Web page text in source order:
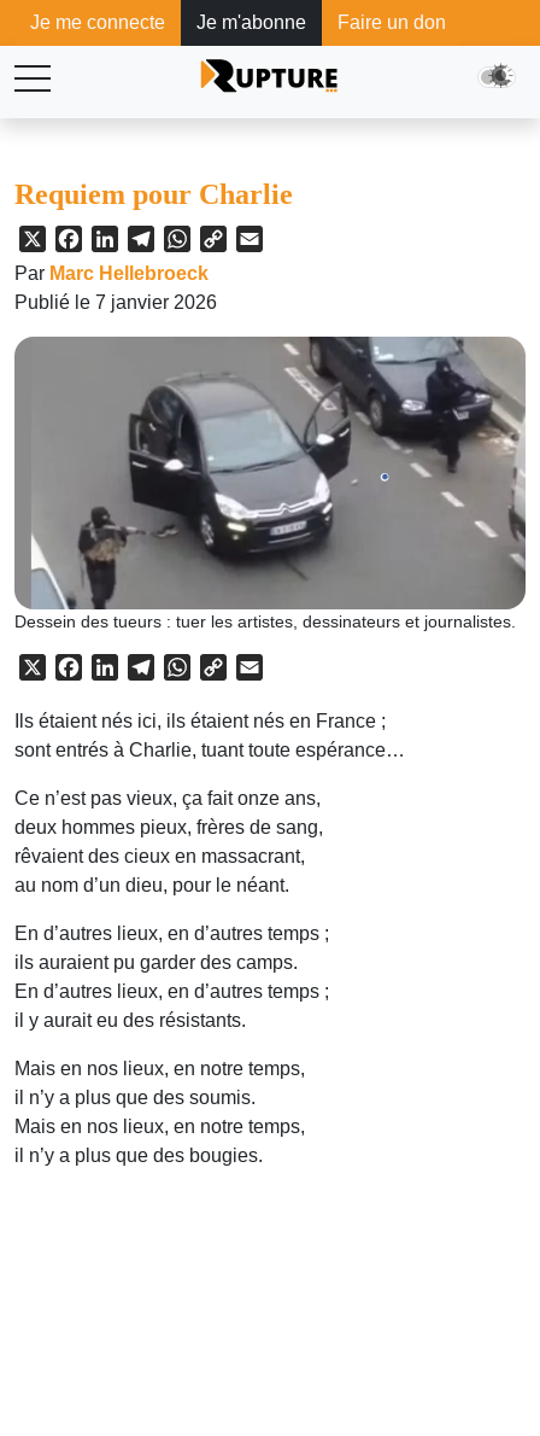
Je me connecte Je m'abonne Faire un don
Requiem pour Charlie
X FacebookLinkedInTelegramWhatsApp
Copy
Par Marc Hellebroeck
Publié le 7 janvier 2026
Dessein des tueurs : tuer les artistes, dessinateurs et journalistes.
X FacebookLinkedInTelegramWhatsApp
Copy
Ils étaient nés ici, ils étaient nés en France ;
sont entrés à Charlie, tuant toute espérance…
Ce n’est pas vieux, ça fait onze ans,
deux hommes pieux, frères de sang,
rêvaient des cieux en massacrant,
au nom d’un dieu, pour le néant.
En d’autres lieux, en d’autres temps ;
ils auraient pu garder des camps.
En d’autres lieux, en d’autres temps ;
il y aurait eu des résistants.
Mais en nos lieux, en notre temps,
il n’y a plus que des soumis.
Mais en nos lieux, en notre temps,
il n’y a plus que des bougies.